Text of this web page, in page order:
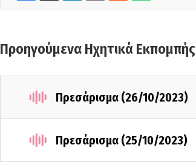
Προηγούμενα Ηχητικά Εκπομπής
Πρεσάρισμα (26/10/2023)
Πρεσάρισμα (25/10/2023)